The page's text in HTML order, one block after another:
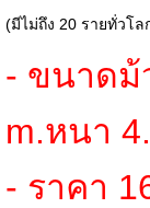
(มีไม่ถึง 20 รายทั่วโล
- ขนาดม้
m.หนา
- ราคา